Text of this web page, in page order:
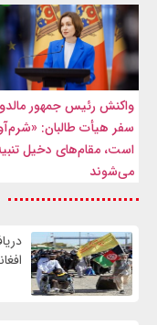
واکنش رئیس جمهور
سفر هیأت طالبان:
است، مقام‌های دخیل
می‌شوند